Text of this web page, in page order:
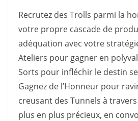
Recrutez des Trolls parmi la
votre propre cascade de
adéquation avec votre
Ateliers pour gagner en
Sorts pour infléchir le destin
Gagnez de l’Honneur pour
creusant des Tunnels à
plus en plus précieux, en